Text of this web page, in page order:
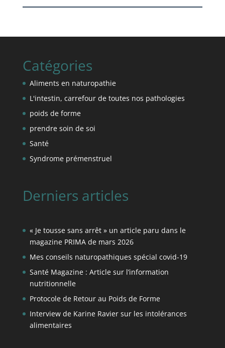
Catégories
Aliments en naturopathie
L'intestin, carrefour de toutes nos pathologies
poids de forme
prendre soin de soi
Santé
Syndrome prémenstruel
Derniers articles
« Je tousse sans arrêt » un article paru dans le
magazine PRIMA de mars 2026
Mes conseils naturopathiques spécial covid-19
Santé Magazine : Article sur l’information
nutritionnelle
Protocole de Retour au Poids de Forme
Interview de Karine Ravier sur les intolérances
alimentaires